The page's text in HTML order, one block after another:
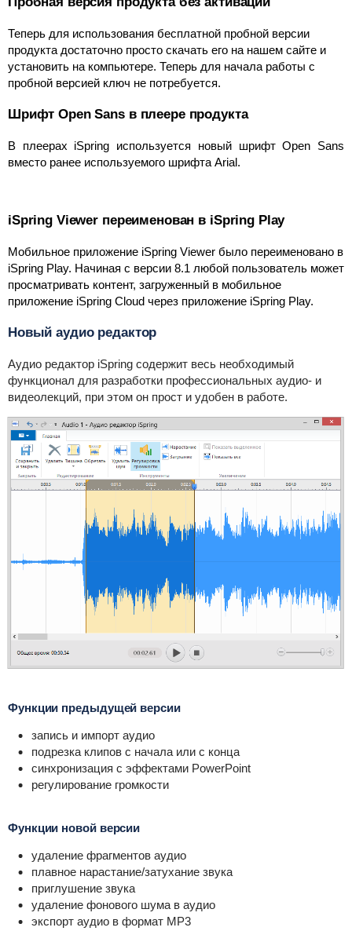
Теперь для использования бесплатной пробной версии
продукта достаточно просто скачать его на нашем сайте и
установить на компьютере. Теперь для начала работы с
пробной версией ключ не потребуется.
Шрифт Open Sans в плеере продукта
В плеерах iSpring используется новый шрифт Open Sans
вместо ранее используемого шрифта Arial.
iSpring Viewer переименован в iSpring Play
Мобильное приложение iSpring Viewer было переименовано в
iSpring Play. Начиная с версии 8.1 любой пользователь может
просматривать контент, загруженный в мобильное
приложение iSpring Cloud через приложение iSpring Play.
Новый аудио редактор
Аудио редактор iSpring содержит весь необходимый
функционал для разработки профессиональных аудио- и
видеолекций, при этом он прост и удобен в работе.
Функции предыдущей версии
запись и импорт аудио
подрезка клипов с начала или с конца
синхронизация с эффектами PowerPoint
регулирование громкости
Функции новой версии
удаление фрагментов аудио
плавное нарастание/затухание звука
приглушение звука
удаление фонового шума в аудио
экспорт аудио в формат MP3